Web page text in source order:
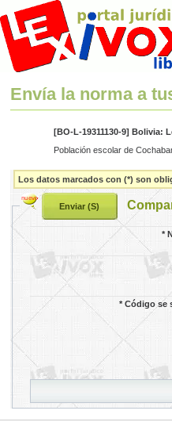
Envía la norma a
[BO-L-19311130-9] Bolivia:
Población escolar de
Los datos marcados con (*) son
*
*Código se